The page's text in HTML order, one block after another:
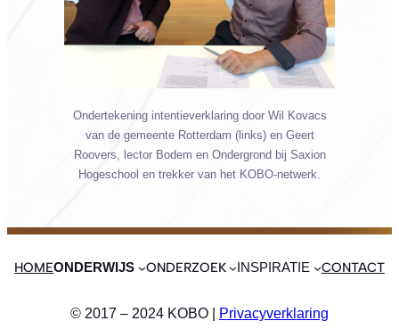
Ondertekening intentieverklaring door Wil Kovacs
van de gemeente Rotterdam (links) en Geert
Roovers, lector Bodem en Ondergrond bij Saxion
Hogeschool en trekker van het KOBO-netwerk.
HOMEONDERWIJS ONDERZOEK INSPIRATIE CONTACT
© 2017 – 2024 KOBO | Privacyverklaring